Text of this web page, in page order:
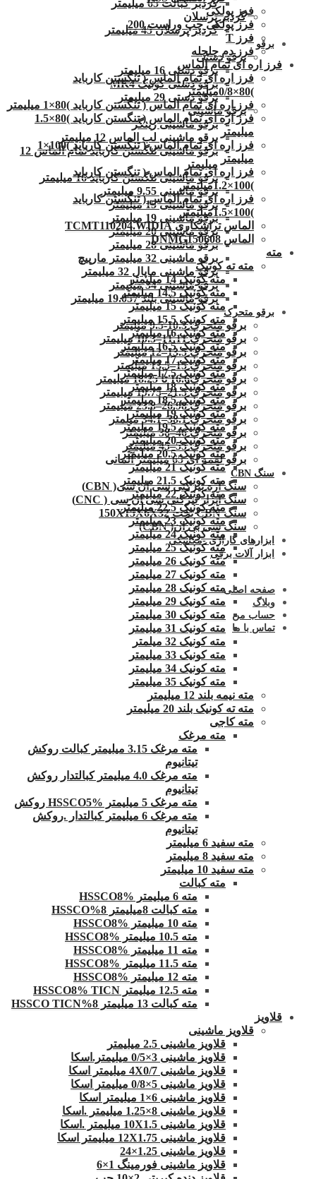
گردبر کبالت 65 میلیمتر
گردبر پرسلان
گردبر پرسلان 45 میلیمتر
برقو
برقو دستی
برقو دستی 16 میلیمتر
برقو دستی کونیک MK4
برقو دستی 29 میلیمتر
برقو ماشینی
برقو ماشینی زینگر
برقو ماشینی لب الماس 12 میلیمتر
برقو ماشینی تنگستن کارباید تمام الماس 12
میلیمتر
برقو ماشینی تنگستن کارباید 16 میلیمتر
برقو ماشینی 9.55 میلیمتر
برقو ماشینی 15 میلیمتر
برقو ماشینی 19 میلیمتر
برقو ماشینی 20 میلیمتر
برقو ماشینی 28 میلیمتر
برقو ماشینی 32 میلیمتر مارپیچ
برقو ماشینی ماپال 32 میلیمتر
برقو ماشینی 34 میلیمتر
برقو ماشینی بلند 19.057 میلیمتر
برقو متحرک
برقو متحرک 10.3-9.5 میلیمتر
برقو متحرک 11.11–10.3 میلیمتر
برقو متحرک 13.5–12 میلیمتر
برقو متحرک 15–13.5 میلیمتر
برقو متحرک16.6 تا 18.25 میلیمتر
برقو متحرک 21.5–19.75 میلیمتر
برقو متحرک 26.98–23.8 میلیمتر
برقو متحرک 38.1–34.1 میلمتر
برقو متحرک 46–38 میلیمتر
برقو متحرک 55–45 میلیمتر
برقو لقمه ای 65 میلیمتر آلمانی
سنگ CBN
سنگ اره تیزکنی سی ان سی( CBN)
سنگ ابزار تیزکنی سی ان سی ( CNC)
سنگ CBN تخت 150X15X6X32
سنگ سی بی ان( CBN)
ابزارهای گاراژی -مکانیکی
ابزار آلات برقی
صفحه اصلی
وبلاگ
حساب من
تماس با ما
فرز پولکی
فرز پولکی چپ وراست 200
فرز T
فرز دم چلچله
فرز اره ای تمام الماس
فرز اره ای تمام الماس ( تنگستن کارباید
)80×0/8میلیمتر
فرز اره ای تمام الماس ( تنگستن کارباید )80×1 میلیمتر
فرز اره ای تمام الماس ( تنگستن کارباید )80×1.5
میلیمتر
فرز اره ای تمام الماس ( تنگستن کارباید )100×1
میلیمتر
فرز اره ای تمام الماس ( تنگستن کارباید
)100×1.2میلیمتر
فرز اره ای تمام الماس ( تنگستن کارباید
)100×1.5میلیمتر
الماس تراشکاری TCMT110204.WIDIA
الماس DNMG150608
مته
مته ته کونیک
مته کونیک 14 میلیمتر
مته کونیک 14.5 میلیمتر
مته کونیک 15 میلیمتر
مته کونیک 15.5 میلیمتر
مته کونیک 16 میلیمتر
مته کونیک 16.5 میلیمتر
مته کونیک 17 میلیمتر
مته کونیک 17.5 میلیمتر
مته کونیک 18 میلیمتر
مته کونیک 18.5 میلیمتر
مته کونیک 19 میلیمتر
مته کونیک 19.5 میلیمتر
مته کونیک 20 میلیمتر
مته کونیک 20.5 میلیمتر
مته کونیک 21 میلیمتر
مته کونیک 21.5 میلیمتر
مته کونیک 22 میلیمتر
مته کونیک 22.5 میلیمتر
مته کونیک 23 میلیمتر
مته کونیک 24 میلیمتر
مته کونیک 25 میلیمتر
مته کونیک 26 میلیمتر
مته کونیک 27 میلیمتر
مته کونیک 28 میلیمتر
مته کونیک 29 میلیمتر
مته کونیک 30 میلیمتر
مته کونیک 31 میلیمتر
مته کونیک 32 میلمتر
مته کونیک 33 میلیمتر
مته کونیک 34 میلیمتر
مته کونیک 35 میلیمتر
مته نیمه بلند 12 میلیمتر
مته ته کونیک بلند 20 میلیمتر
مته کاجی
مته مرغک
مته مرغک 3.15 میلیمتر کبالت روکش
تیتانیوم
مته مرغک 4.0 میلیمتر کبالتدار روکش
تیتانیوم
مته مرغک 5 میلیمتر HSSCO5% روکش
مته مرغک 6 میلیمتر کبالتدار .روکش
تیتانیوم
مته سفید 6 میلیمتر
مته سفید 8 میلیمتر
مته سفید 10 میلیمتر
مته کبالت
مته 6 میلیمتر HSSCO8%
مته کبالت 8میلیمتر 8%HSSCO
مته 10 میلیمتر HSSCO8%
مته 10.5 میلیمتر HSSCO8%
مته 11 میلیمتر HSSCO8%
مته 11.5 میلیمتر HSSCO8%
مته 12 میلیمتر HSSCO8%
مته 12.5 میلیمتر HSSCO8% TICN
مته کبالت 13 میلیمتر 8%HSSCO TICN
قلاویز
قلاویز ماشینی
قلاویز ماشینی 2.5 میلیمتر
قلاویز ماشینی 3×0/5 میلیمتر.اسکا
قلاویز ماشینی 4X0/7 میلیمتر اسکا
قلاویز ماشینی 5×0/8 میلیمتر اسکا
قلاویز ماشینی 6×1 میلیمتر اسکا
قلاویز ماشینی 8×1.25 میلیمتر .اسکا
قلاویز ماشینی 10X1.5 میلیمتر .اسکا
قلاویز ماشینی 12X1.75 میلیمتر اسکا
قلاویز ماشینی 1.25×24
قلاویز ماشینی فورمینگ 1×6